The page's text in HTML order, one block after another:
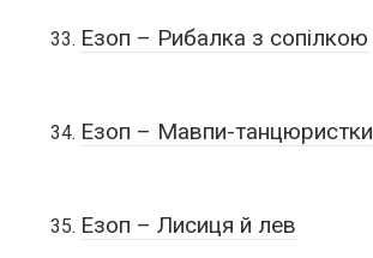
Езоп – Рибалка з сопілкою
Езоп – Мавпи-танцюристки
Езоп – Лисиця й лев